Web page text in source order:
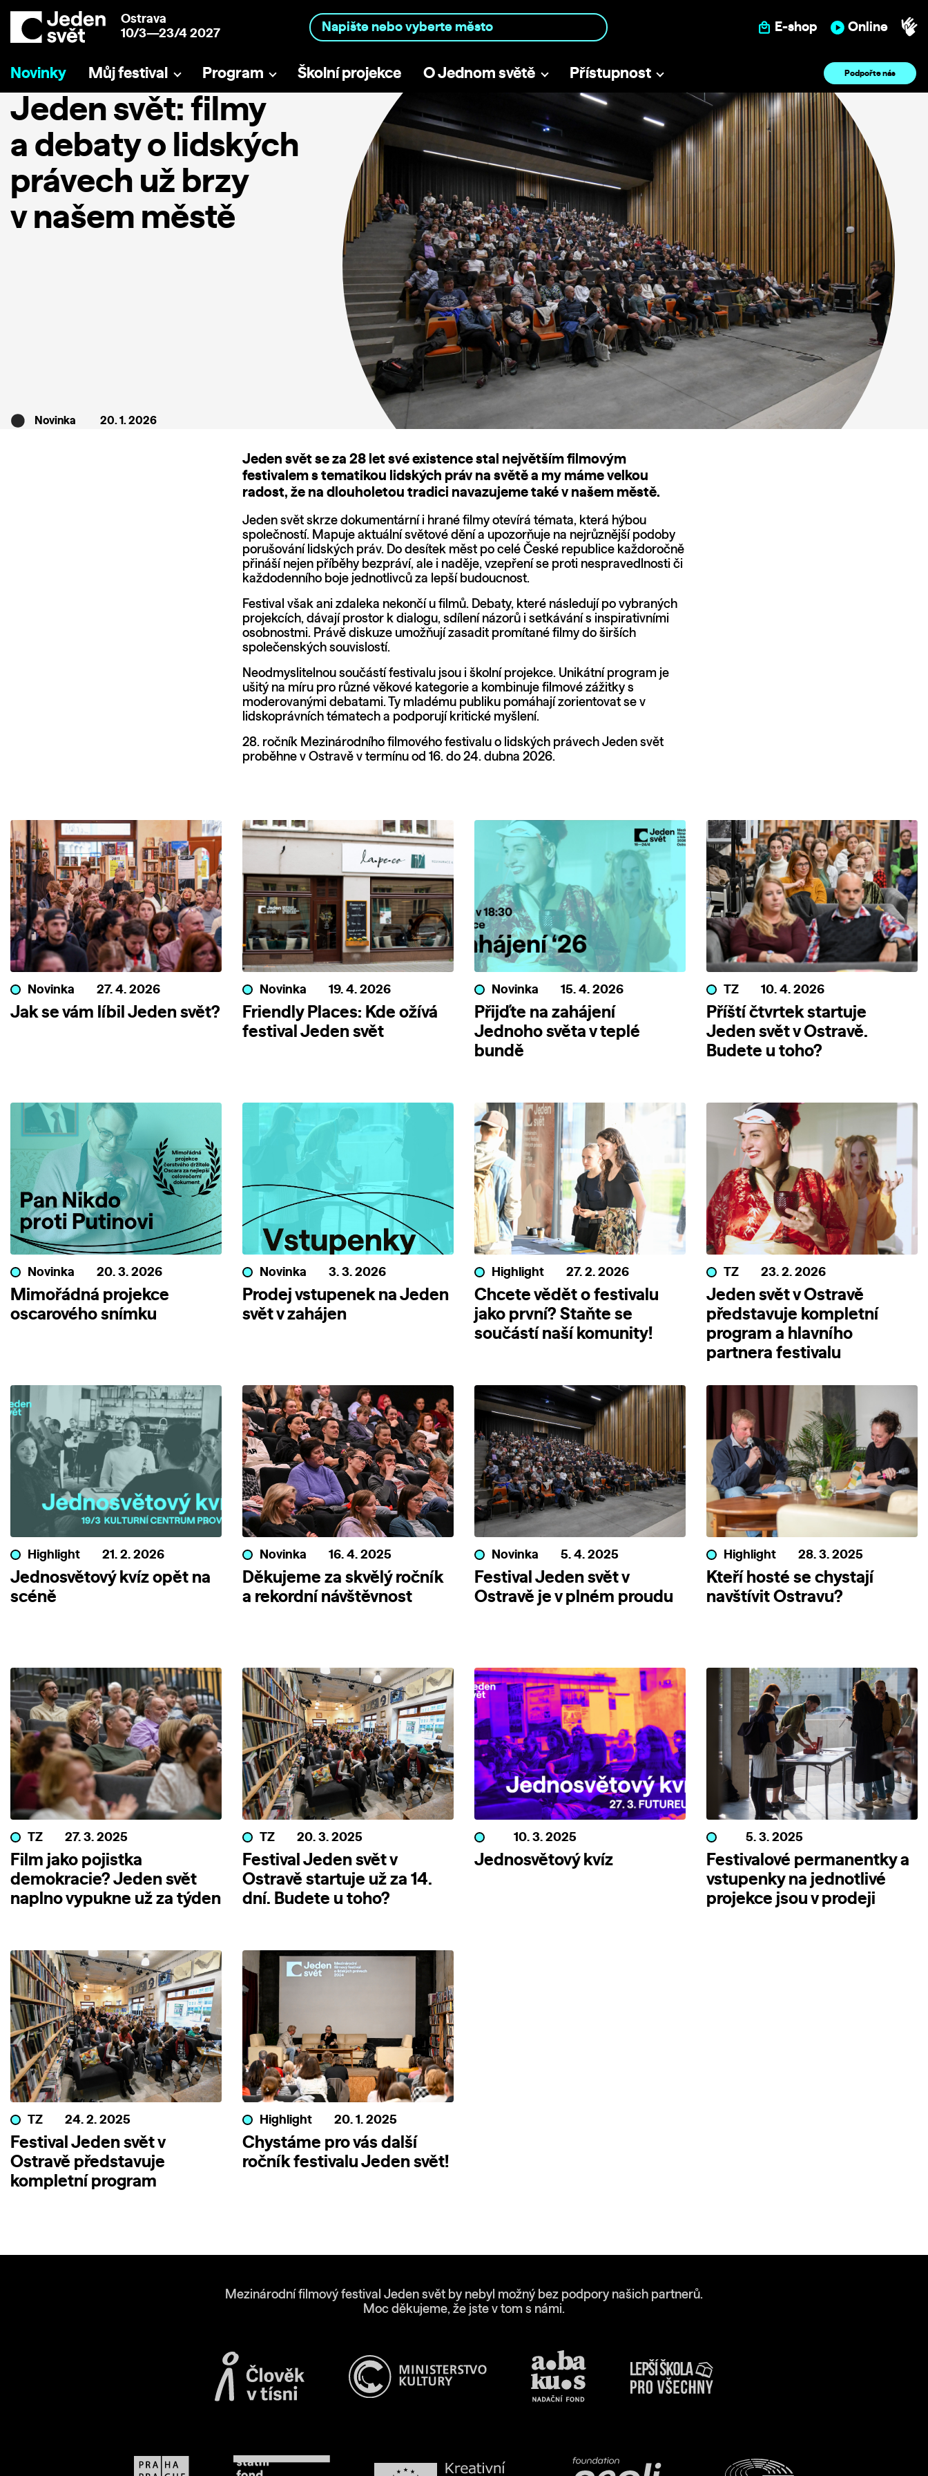
Ostrava
10/3—23/4 2027
E-shop Online
Novinky Můj festival Program Školní projekce O Jednom světě Přístupnost Podpořte nás
Jeden svět: filmy
a debaty o lidských
právech už brzy
v našem městě
Novinka 20. 1. 2026
Jeden svět se za 28 let své existence stal největším filmovým
festivalem s tematikou lidských práv na světě a my máme velkou
radost, že na dlouholetou tradici navazujeme také v našem městě.
Jeden svět skrze dokumentární i hrané filmy otevírá témata, která hýbou
společností. Mapuje aktuální světové dění a upozorňuje na nejrůznější podoby
porušování lidských práv. Do desítek měst po celé České republice každoročně
přináší nejen příběhy bezpráví, ale i naděje, vzepření se proti nespravedlnosti či
každodenního boje jednotlivců za lepší budoucnost.
Festival však ani zdaleka nekončí u filmů. Debaty, které následují po vybraných
projekcích, dávají prostor k dialogu, sdílení názorů i setkávání s inspirativními
osobnostmi. Právě diskuze umožňují zasadit promítané filmy do širších
společenských souvislostí.
Neodmyslitelnou součástí festivalu jsou i školní projekce. Unikátní program je
ušitý na míru pro různé věkové kategorie a kombinuje filmové zážitky s
moderovanými debatami. Ty mladému publiku pomáhají zorientovat se v
lidskoprávních tématech a podporují kritické myšlení.
28. ročník Mezinárodního filmového festivalu o lidských právech Jeden svět
proběhne v Ostravě v termínu od 16. do 24. dubna 2026.
Novinka 27. 4. 2026
Jak se vám líbil Jeden svět?
Novinka 19. 4. 2026
Friendly Places: Kde ožívá
festival Jeden svět
Novinka 15. 4. 2026
Přijďte na zahájení
Jednoho světa v teplé
bundě
TZ 10. 4. 2026
Příští čtvrtek startuje
Jeden svět v Ostravě.
Budete u toho?
Novinka 20. 3. 2026
Mimořádná projekce
oscarového snímku
Novinka 3. 3. 2026
Prodej vstupenek na Jeden
svět v zahájen
Highlight 27. 2. 2026
Chcete vědět o festivalu
jako první? Staňte se
součástí naší komunity!
TZ 23. 2. 2026
Jeden svět v Ostravě
představuje kompletní
program a hlavního
partnera festivalu
Highlight 21. 2. 2026
Jednosvětový kvíz opět na
scéně
Novinka 16. 4. 2025
Děkujeme za skvělý ročník
a rekordní návštěvnost
Novinka 5. 4. 2025
Festival Jeden svět v
Ostravě je v plném proudu
Highlight 28. 3. 2025
Kteří hosté se chystají
navštívit Ostravu?
TZ 27. 3. 2025
Film jako pojistka
demokracie? Jeden svět
naplno vypukne už za týden
TZ 20. 3. 2025
Festival Jeden svět v
Ostravě startuje už za 14.
dní. Budete u toho?
10. 3. 2025
Jednosvětový kvíz
5. 3. 2025
Festivalové permanentky a
vstupenky na jednotlivé
projekce jsou v prodeji
TZ 24. 2. 2025
Festival Jeden svět v
Ostravě představuje
kompletní program
Highlight 20. 1. 2025
Chystáme pro vás další
ročník festivalu Jeden svět!
Mezinárodní filmový festival Jeden svět by nebyl možný bez podpory našich partnerů.
Moc děkujeme, že jste v tom s námi.